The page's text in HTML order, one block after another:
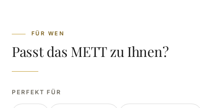
FÜR WEN
Passt das METT zu Ihnen?
PERFEKT FÜR